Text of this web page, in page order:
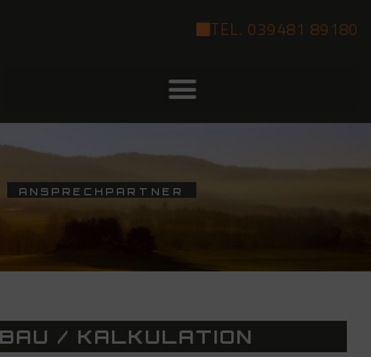
TEL. 039481 89180
ANSPRECHPARTNER
/ KALKULATION